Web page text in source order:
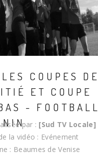
COUPES DE
ET COUPE
- FOOTBALL
par : [Sud TV Locale]
la vidéo : Evénement
: Beaumes de Venise